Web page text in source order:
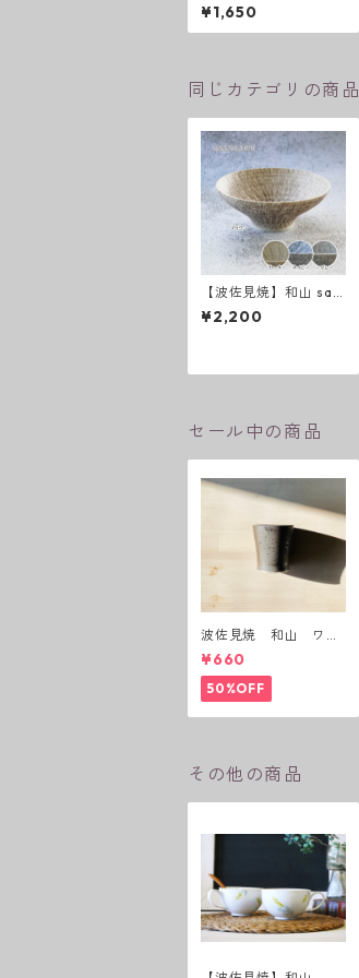
anami新色 飯碗
¥1,650
同じカテゴリの商品
【波佐見焼】和山 saz
anami 新色 平碗
¥2,200
セール中の商品
波佐見焼 和山 ワビ
カップ 黒錆 3種(アウ
トレット）
¥660
50%OFF
その他の商品